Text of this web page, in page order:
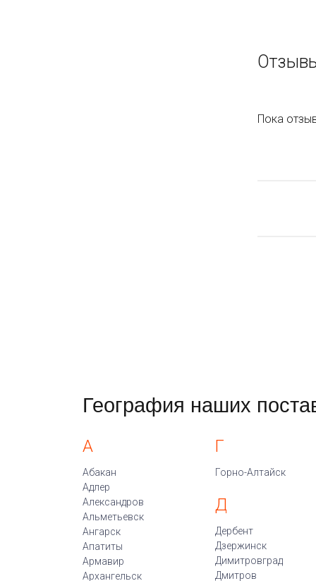
Пока
География наших
А
Абакан
Адлер
Александров
Альметьевск
Ангарск
Апатиты
Армавир
Архангельск
Г
Горно-Алтайск
Д
Дербент
Дзержинск
Димитровград
Дмитров